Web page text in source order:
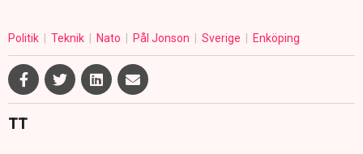
Politik Teknik Nato Pål Jonson Sverige Enköping
TT